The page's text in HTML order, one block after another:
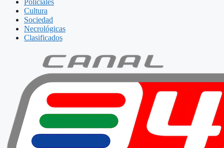
Cultura
Sociedad
Necrológicas
Clasificados